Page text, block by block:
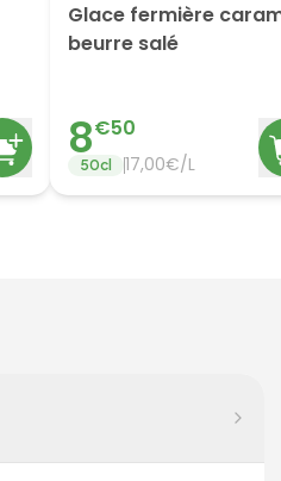
Glace fermière
beurre salé
8€50
50cl 17,00€/L